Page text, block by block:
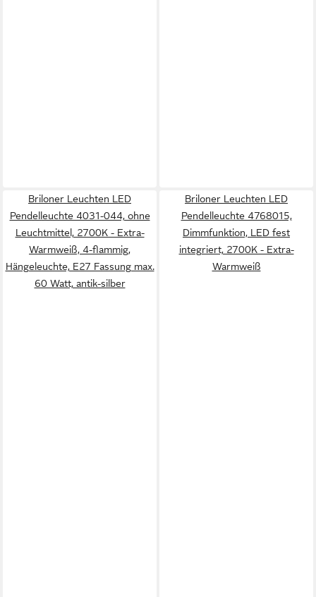
Briloner Leuchten LED
Pendelleuchte 4031-044, ohne
Leuchtmittel, 2700K - Extra-
Warmweiß, 4-flammig,
Hängeleuchte, E27 Fassung max.
60 Watt, antik-silber
Briloner Leuchten LED
Pendelleuchte 4768015,
Dimmfunktion, LED fest
integriert, 2700K - Extra-
Warmweiß